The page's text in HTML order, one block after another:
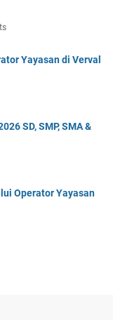
Yayasan di Verval
SD, SMP, SMA &
Operator Yayasan